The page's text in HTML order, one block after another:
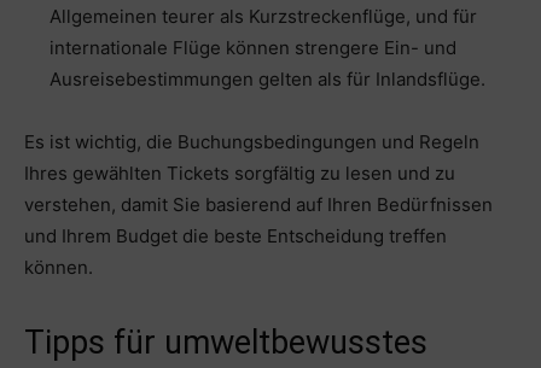
Allgemeinen teurer als Kurzstreckenflüge, und für
internationale Flüge können strengere Ein- und
Ausreisebestimmungen gelten als für Inlandsflüge.
Es ist wichtig, die Buchungsbedingungen und Regeln
Ihres gewählten Tickets sorgfältig zu lesen und zu
verstehen, damit Sie basierend auf Ihren Bedürfnissen
und Ihrem Budget die beste Entscheidung treffen
können.
Tipps für umweltbewusstes